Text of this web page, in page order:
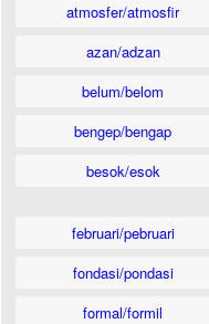
atmosfer/atmosfir
azan/adzan
belum/belom
bengep/bengap
besok/esok
februari/pebruari
fondasi/pondasi
formal/formil